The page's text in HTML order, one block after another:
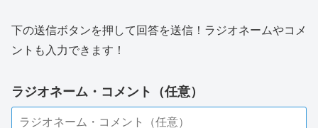
下の送信ボタンを押して回答を送信！ラジオネームやコメ
ントも入力できます！
ラジオネーム・コメント（任意）